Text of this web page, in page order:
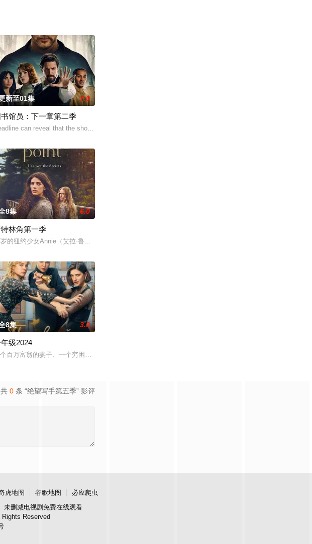
的诅咒成真，和平越来越难维持……该剧改编自诺贝尔文学奖得主加西亚·马尔克斯的同名小说。
新至01集 7.0
书馆员：下一章第二季
can reveal that the show has also been handed a two-season or
足球队。在这一季里，Ted和球队学着“先做了再说”，把握他们
end of Season 2, discove
8集 6.0
林角第一季
岁的纽约少女Annie（艾拉·鲁宾 饰）和双胞胎哥哥由养父抚养长大。她无意中继承了神秘外祖父在加拿大
情的同时，他学会了如何走出封闭的单身生活。在如此迅速的成长过程中，他
讲述专业骗子“幸运儿”露西（安雅·泰勒-乔伊 饰）在一次数百万美元的劫案发生意外后，被迫踏上逃亡之路
8集 3.0
级2024
百万富翁的妻子、一个穷困潦倒的知识分子和一个固执的职场人士，为了把自己的孩子送进名校而不择手
共 0 条 “绝望写手第五季” 影评
虎地图 谷歌地图
必应爬虫
未删减电视剧免费在线观看
Reserved